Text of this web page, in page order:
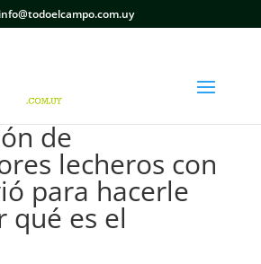
info@todoelcampo.com.uy
de
lecheros con
para hacerle
qué es el